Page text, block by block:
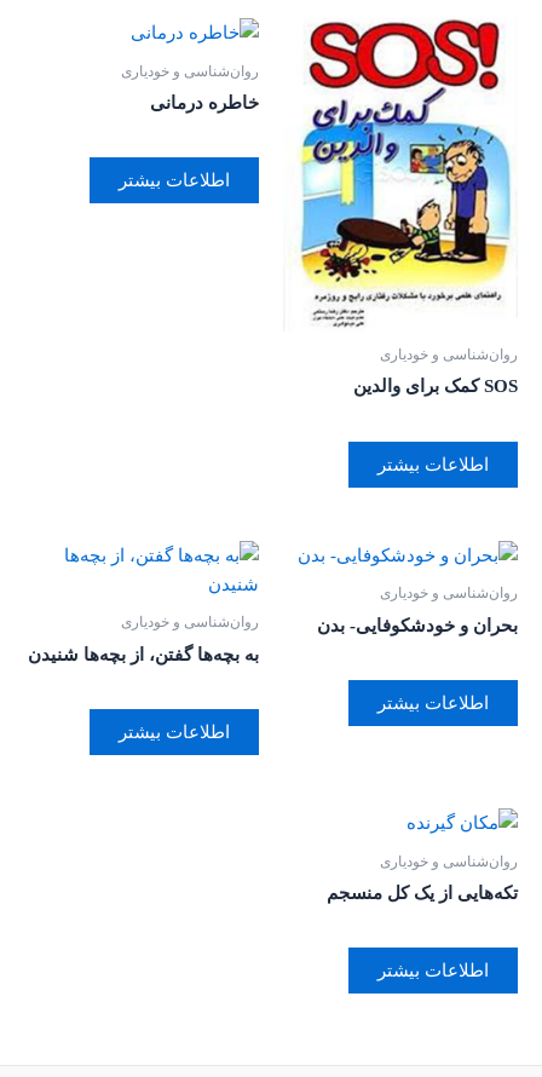
روان‌‌شناسی و خودیاری
SOS کمک برای والدین
اطلاعات بیشتر
روان‌‌شناسی و خودیاری
خاطره درمانی
اطلاعات بیشتر
روان‌‌شناسی و خودیاری
بحران و خودشکوفایی- بدن
اطلاعات بیشتر
روان‌‌شناسی و خودیاری
به بچه‌ها گفتن، از بچه‌ها شنیدن
اطلاعات بیشتر
روان‌‌شناسی و خودیاری
تکه‌هایی از یک کل منسجم
اطلاعات بیشتر